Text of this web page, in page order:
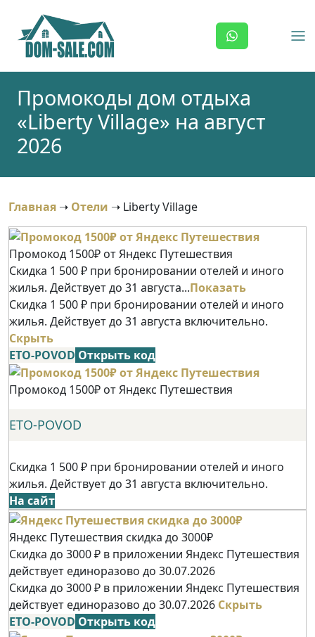
content
Промокоды дом отдыха
«Liberty Village» на август
2026
Главная ➝ Отели ➝ Liberty Village
Промокод 1500₽ от Яндекс Путешествия
Скидка 1 500 ₽ при бронировании отелей и иного
жилья. Действует до 31 августа...Показать
Скидка 1 500 ₽ при бронировании отелей и иного
жилья. Действует до 31 августа включительно.
Скрыть
ETO-POVOD Открыть код
Промокод 1500₽ от Яндекс Путешествия
ETO-POVOD
Скидка 1 500 ₽ при бронировании отелей и иного
жилья. Действует до 31 августа включительно.
На сайт
Яндекс Путешествия скидка до 3000₽
Скидка до 3000 ₽ в приложении Яндекс Путешествия
действует единоразово до 30.07.2026
Скидка до 3000 ₽ в приложении Яндекс Путешествия
действует единоразово до 30.07.2026 Скрыть
ETO-POVOD Открыть код